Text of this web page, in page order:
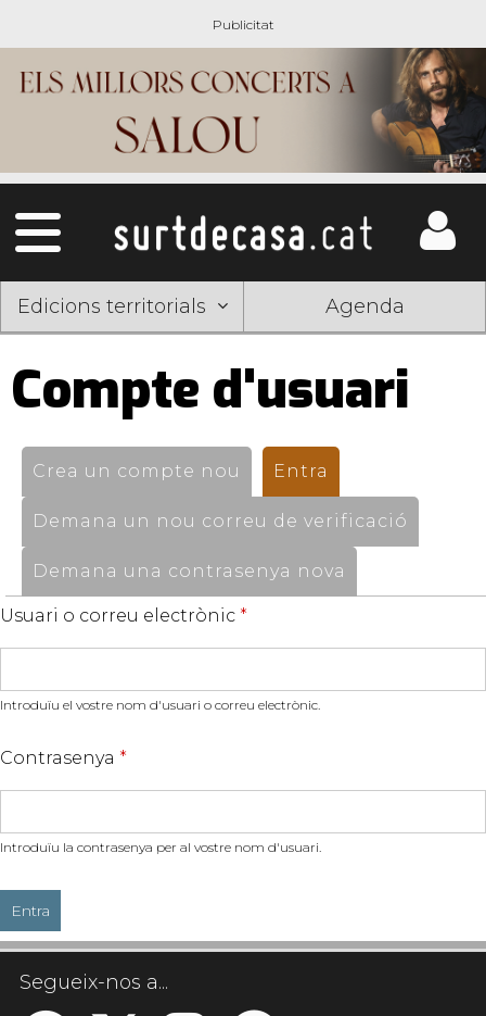
Edicions territorials Agenda
Compte d'usuari
Pestanyes
primàries
Crea un compte nou Entra
Demana un nou correu de verificació
Demana una contrasenya nova
Usuari o correu electrònic *
Introduïu el vostre nom d'usuari o correu electrònic.
Contrasenya *
Introduïu la contrasenya per al vostre nom d'usuari.
Segueix-nos a...